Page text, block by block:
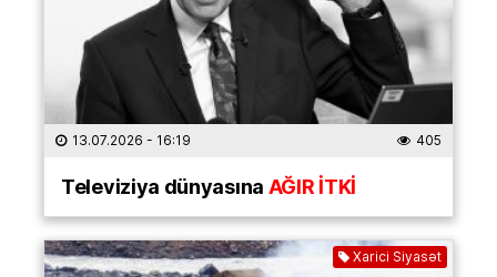
13.07.2026 - 16:19 405
Televiziya dünyasınaAĞIR İTKİ
Xarici Siyasət